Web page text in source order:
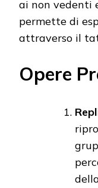
ai non vedenti
permette di
attraverso il
Opere